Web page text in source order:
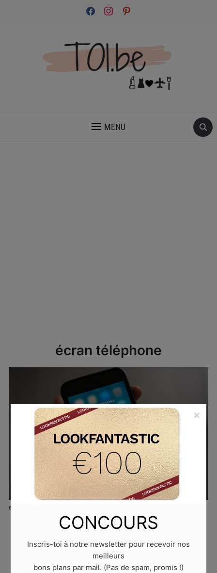
facebookinstagrampinterest
MENU
écran téléphone
écran téléphone
Published30 septembre 2020 at 640 × 426in
Comment être moins fatiguée au quotidien ?
Trackbacks are closed, but you canpost a comment
CONCOURS
Inscris-toi à notre newsletter pour recevoir nos
meilleurs
bons plans par mail. (Pas de spam, promis !)
×